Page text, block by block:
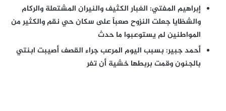
إبراهيم المفتي: الغبار الكثيف والنيران المشتعلة والركام
والشظايا جعلت النزوح صعباً على سكان حي نقم والكثير من
المواطنين لم يستوعبوا ما حدث
أحمد جبير: بسبب اليوم المرعب جراء القصف أصيبت ابنتي
بالجنون وقمت بربطها خشية أن تفر